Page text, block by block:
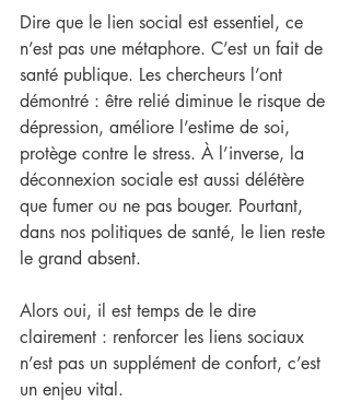
Dire que le lien social est essentiel, ce
n’est pas une métaphore. C’est un fait de
santé publique. Les chercheurs l’ont
démontré : être relié diminue le risque de
dépression, améliore l’estime de soi,
protège contre le stress. À l’inverse, la
déconnexion sociale est aussi délétère
que fumer ou ne pas bouger. Pourtant,
dans nos politiques de santé, le lien reste
le grand absent.
Alors oui, il est temps de le dire
clairement : renforcer les liens sociaux
n’est pas un supplément de confort, c’est
un enjeu vital.